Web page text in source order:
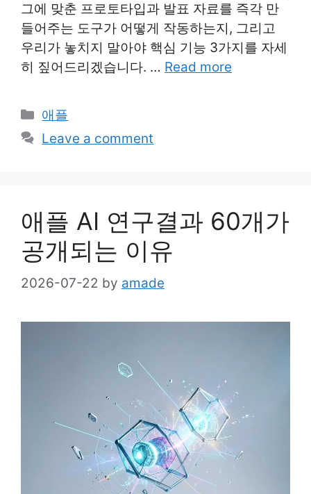
그에 맞춘 프로토타입과 발표 자료를 즉각 만
들어주는 도구가 어떻게 작동하는지, 그리고
우리가 놓치지 말아야 핵심 기능 3가지를 자세
히 짚어드리겠습니다. … Read more
Categories
애플
Leave a comment
애플 AI 연구결과 60개가
공개되는 이유
2026-07-22 by amade